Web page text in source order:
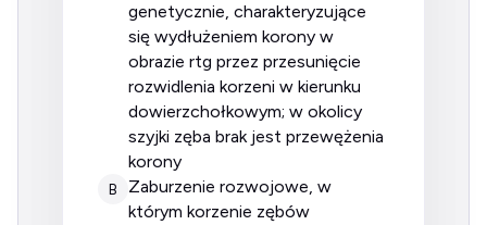
genetycznie, charakteryzujące
się wydłużeniem korony w
obrazie rtg przez przesunięcie
rozwidlenia korzeni w kierunku
dowierzchołkowym; w okolicy
szyjki zęba brak jest przewężenia
korony
B
zaburzenie rozwojowe, w
którym korzenie zębów